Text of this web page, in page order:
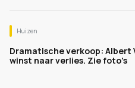
Huizen
Dramatische verkoop: Albert
winst naar verlies. Zie foto's